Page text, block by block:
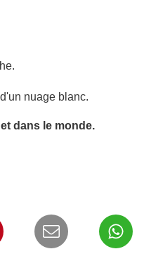
nuage blanc.
dans le monde.